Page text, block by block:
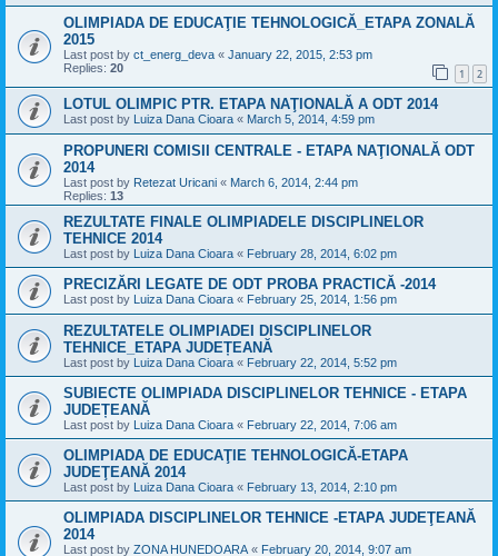
OLIMPIADA DE EDUCAŢIE TEHNOLOGICĂ_ETAPA ZONALĂ
2015
Last post by ct_energ_deva « January 22, 2015, 2:53 pm
Replies: 20 1 2
LOTUL OLIMPIC PTR. ETAPA NAŢIONALĂ A ODT 2014
Last post by Luiza Dana Cioara « March 5, 2014, 4:59 pm
PROPUNERI COMISII CENTRALE - ETAPA NAŢIONALĂ ODT
2014
Last post by Retezat Uricani « March 6, 2014, 2:44 pm
Replies: 13
REZULTATE FINALE OLIMPIADELE DISCIPLINELOR
TEHNICE 2014
Last post by Luiza Dana Cioara « February 28, 2014, 6:02 pm
PRECIZĂRI LEGATE DE ODT PROBA PRACTICĂ -2014
Last post by Luiza Dana Cioara « February 25, 2014, 1:56 pm
REZULTATELE OLIMPIADEI DISCIPLINELOR
TEHNICE_ETAPA JUDEȚEANĂ
Last post by Luiza Dana Cioara « February 22, 2014, 5:52 pm
SUBIECTE OLIMPIADA DISCIPLINELOR TEHNICE - ETAPA
JUDEȚEANĂ
Last post by Luiza Dana Cioara « February 22, 2014, 7:06 am
OLIMPIADA DE EDUCAŢIE TEHNOLOGICĂ-ETAPA
JUDEŢEANĂ 2014
Last post by Luiza Dana Cioara « February 13, 2014, 2:10 pm
OLIMPIADA DISCIPLINELOR TEHNICE -ETAPA JUDEŢEANĂ
2014
Last post by ZONA HUNEDOARA « February 20, 2014, 9:07 am